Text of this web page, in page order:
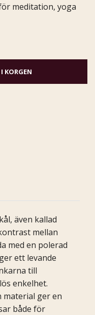
meditation, yoga
KORGEN
även kallad
mellan
med en polerad
ett levande
till
enkelhet.
material ger en
både för